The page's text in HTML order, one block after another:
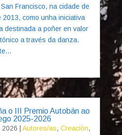
Francisco, na cidade de
como unha iniciativa
destinada a poñer en valor
a través da danza.
o III Premio Autobán ao
2025-2026
2026 Autores/as, Creación,